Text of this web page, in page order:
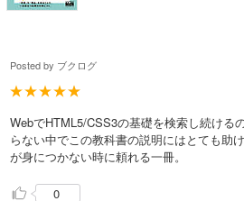
Posted by ブクログ
WebでHTML5/CSS3の基礎を検索し続ける
らない中でこの教科書の説明にはとても助
が身につかない時に頼れる一冊。
0